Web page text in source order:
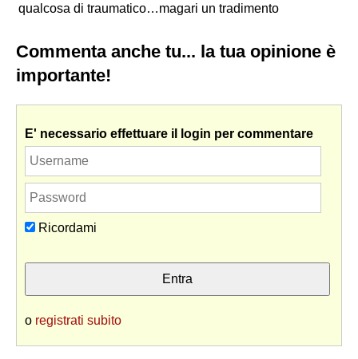
qualcosa di traumatico…magari un tradimento
Commenta anche tu... la tua opinione è
importante!
E' necessario effettuare il login per commentare
Ricordami
o registrati subito